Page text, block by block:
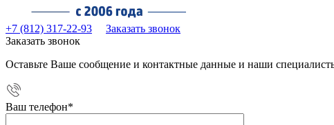
+7 (812) 317-22-93
Заказать звонок
Заказать звонок
Оставьте Ваше сообщение и контактные данные и наши
Ваш телефон*